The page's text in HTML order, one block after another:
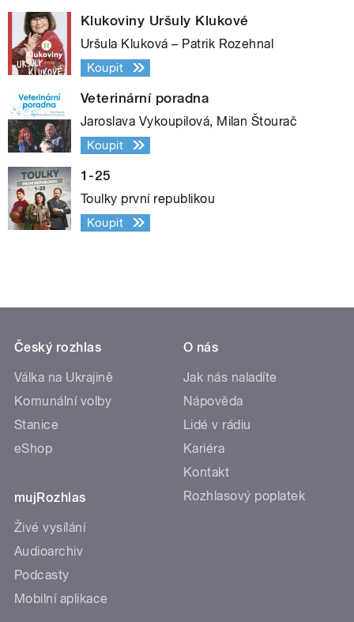
Klukoviny Uršuly Klukové
Uršula Kluková – Patrik Rozehnal
Koupit
Veterinární poradna
Jaroslava Vykoupilová, Milan Štourač
Koupit
1-25
Toulky první republikou
Koupit
Český rozhlas
Válka na Ukrajině
Komunální volby
Stanice
eShop
mujRozhlas
Živé vysílání
Audioarchiv
Podcasty
Mobilní aplikace
O nás
Jak nás naladíte
Nápověda
Lidé v rádiu
Kariéra
Kontakt
Rozhlasový poplatek